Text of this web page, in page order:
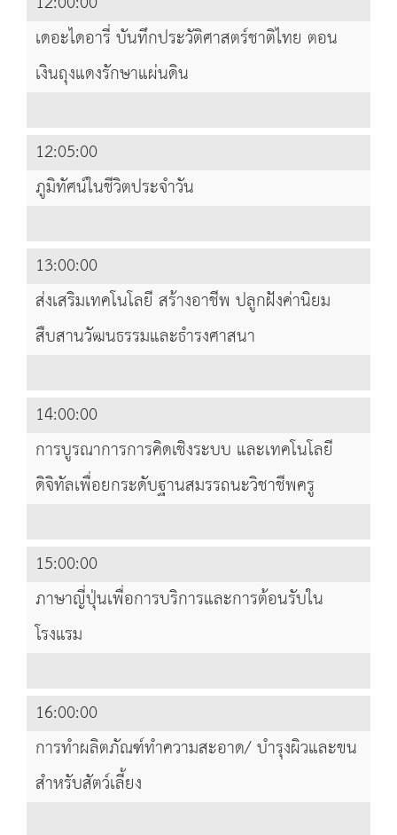
เดอะไดอารี่ บันทึกประวัติศาสตร์ชาติไทย ตอน
เงินถุงแดงรักษาแผ่นดิน
12:05:00
ภูมิทัศน์ในชีวิตประจำวัน
13:00:00
ส่งเสริมเทคโนโลยี สร้างอาชีพ ปลูกฝังค่านิยม
สืบสานวัฒนธรรมและธำรงศาสนา
14:00:00
การบูรณาการการคิดเชิงระบบ และเทคโนโลยี
ดิจิทัลเพื่อยกระดับฐานสมรรถนะวิชาชีพครู
15:00:00
ภาษาญี่ปุ่นเพื่อการบริการและการต้อนรับใน
โรงแรม
16:00:00
การทำผลิตภัณฑ์ทำความสะอาด/ บำรุงผิวและขน
สำหรับสัตว์เลี้ยง